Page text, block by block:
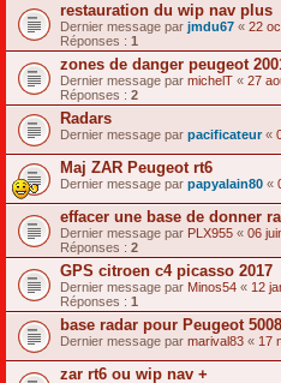
restauration du wip nav plus
Dernier message par jmdu67 « 22
Réponses : 1
zones de danger peugeot
Dernier message par michelT « 27
Réponses : 2
Radars
Dernier message par pacificateur«
Maj ZAR Peugeot rt6
Dernier message par papyalain80 «
effacer une base de donner
Dernier message par PLX955 « 06
Réponses : 2
GPS citroen c4 picasso 2017
Dernier message par Minos54 « 12
Réponses : 1
base radar pour Peugeot 5008
Dernier message par marival83 « 17
zar rt6 ou wip nav +